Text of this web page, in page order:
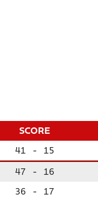
SCORE
41 - 15
47 - 16
36 - 17